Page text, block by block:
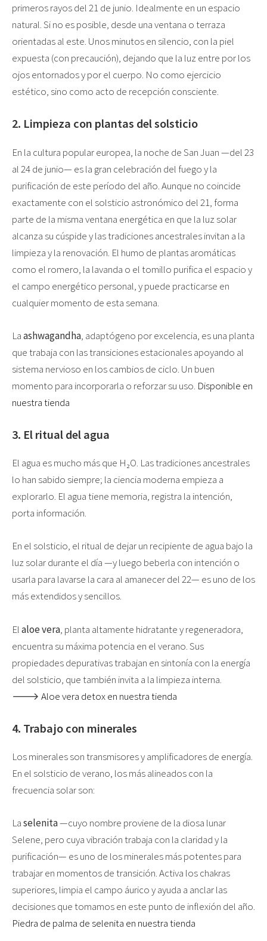
primeros rayos del 21 de junio. Idealmente en un espacio
natural. Si no es posible, desde una ventana o terraza
orientadas al este. Unos minutos en silencio, con la piel
expuesta (con precaución), dejando que la luz entre por los
ojos entornados y por el cuerpo. No como ejercicio
estético, sino como acto de recepción consciente.
2. Limpieza con plantas del solsticio
En la cultura popular europea, la noche de San Juan —del 23
al 24 de junio— es la gran celebración del fuego y la
purificación de este período del año. Aunque no coincide
exactamente con el solsticio astronómico del 21, forma
parte de la misma ventana energética en que la luz solar
alcanza su cúspide y las tradiciones ancestrales invitan a la
limpieza y la renovación. El humo de plantas aromáticas
como el romero, la lavanda o el tomillo purifica el espacio y
el campo energético personal, y puede practicarse en
cualquier momento de esta semana.
Laashwagandha, adaptógeno por excelencia, es una planta
que trabaja con las transiciones estacionales apoyando al
sistema nervioso en los cambios de ciclo. Un buen
momento para incorporarla o reforzar su uso. Disponible en
nuestra tienda
3. El ritual del agua
El agua es mucho más que H₂O. Las tradiciones ancestrales
lo han sabido siempre; la ciencia moderna empieza a
explorarlo. El agua tiene memoria, registra la intención,
porta información.
En el solsticio, el ritual de dejar un recipiente de agua bajo la
luz solar durante el día —y luego beberla con intención o
usarla para lavarse la cara al amanecer del 22— es uno de los
más extendidos y sencillos.
Elaloe vera, planta altamente hidratante y regeneradora,
encuentra su máxima potencia en el verano. Sus
propiedades depurativas trabajan en sintonía con la energía
del solsticio, que también invita a la limpieza interna.
🡒 Aloe vera detox en nuestra tienda
4. Trabajo con minerales
Los minerales son transmisores y amplificadores de energía.
En el solsticio de verano, los más alineados con la
frecuencia solar son:
Laselenita—cuyo nombre proviene de la diosa lunar
Selene, pero cuya vibración trabaja con la claridad y la
purificación— es uno de los minerales más potentes para
trabajar en momentos de transición. Activa los chakras
superiores, limpia el campo áurico y ayuda a anclar las
decisiones que tomamos en este punto de inflexión del año.
Piedra de palma de selenita en nuestra tienda